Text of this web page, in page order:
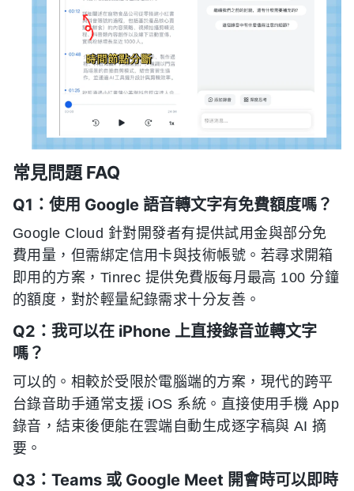
常見問題 FAQ
Q1：使用 Google 語音轉文字有免費額度嗎？
Google Cloud 針對開發者有提供試用金與部分免
費用量，但需綁定信用卡與技術帳號。若尋求開箱
即用的方案，Tinrec 提供免費版每月最高 100 分鐘
的額度，對於輕量紀錄需求十分友善。
Q2：我可以在 iPhone 上直接錄音並轉文字
嗎？
可以的。相較於受限於電腦端的方案，現代的跨平
台錄音助手通常支援 iOS 系統。直接使用手機 App
錄音，結束後便能在雲端自動生成逐字稿與 AI 摘
要。
Q3：Teams 或 Google Meet 開會時可以即時